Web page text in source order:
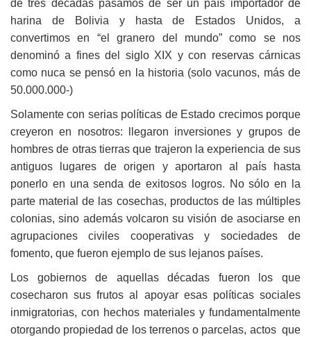
de tres décadas pasamos de ser un país importador de
harina de Bolivia y hasta de Estados Unidos, a
convertimos en “el granero del mundo” como se nos
denominó a fines del siglo XIX y con reservas cárnicas
como nuca se pensó en la historia (solo vacunos, más de
50.000.000-)
Solamente con serias políticas de Estado crecimos porque
creyeron en nosotros: llegaron inversiones y grupos de
hombres de otras tierras que trajeron la experiencia de sus
antiguos lugares de origen y aportaron al país hasta
ponerlo en una senda de exitosos logros. No sólo en la
parte material de las cosechas, productos de las múltiples
colonias, sino además volcaron su visión de asociarse en
agrupaciones civiles cooperativas y sociedades de
fomento, que fueron ejemplo de sus lejanos países.
Los gobiernos de aquellas décadas fueron los que
cosecharon sus frutos al apoyar esas políticas sociales
inmigratorias, con hechos materiales y fundamentalmente
otorgando propiedad de los terrenos o parcelas, actos que